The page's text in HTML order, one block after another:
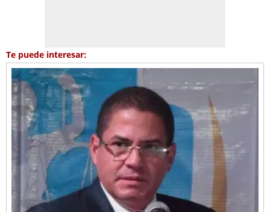
Te puede interesar: